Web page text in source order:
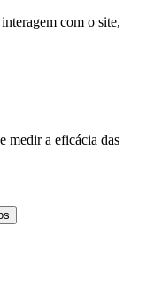
com o site,
medir a eficácia das